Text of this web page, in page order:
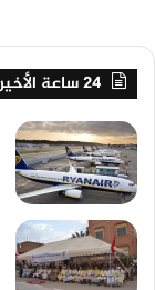
24 ساعة الأخيرة